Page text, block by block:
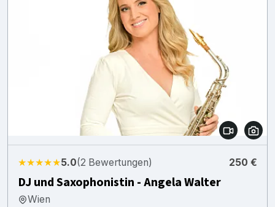
★★★★★5.0(2 Bewertungen) 250 €
DJ und Saxophonistin - Angela Walter
Wien